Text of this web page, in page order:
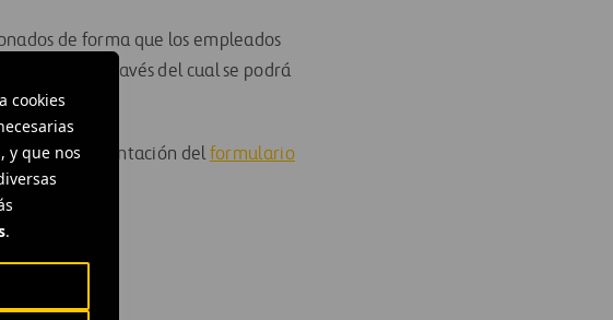
cookies
y que nos
.
de forma que los empleados
microsite a través del cual se podrá
anónima.
la cumplimentación delformulario